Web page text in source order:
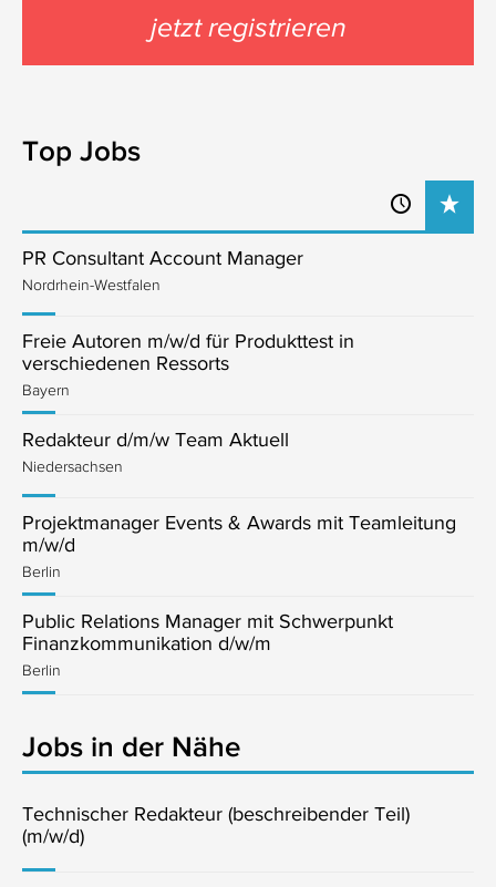
jetzt registrieren
Top Jobs
PR Consultant Account Manager
Nordrhein-Westfalen
Freie Autoren m/w/d für Produkttest in
verschiedenen Ressorts
Bayern
Redakteur d/m/w Team Aktuell
Niedersachsen
Projektmanager Events & Awards mit Teamleitung
m/w/d
Berlin
Public Relations Manager mit Schwerpunkt
Finanzkommunikation d/w/m
Berlin
Jobs in der Nähe
Technischer Redakteur (beschreibender Teil)
(m/w/d)